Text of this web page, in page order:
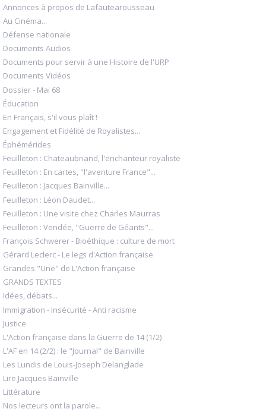
Annonces à propos de Lafautearousseau
Au Cinéma...
Défense nationale
Documents Audios
Documents pour servir à une Histoire de l'URP
Documents Vidéos
Dossier - Mai 68
Éducation
En Français, s'il vous plaît !
Engagement et Fidélité de Royalistes...
Éphémérides
Feuilleton : Chateaubriand, l'enchanteur royaliste
Feuilleton : En cartes, "l'aventure France"...
Feuilleton : Jacques Bainville...
Feuilleton : Léon Daudet...
Feuilleton : Une visite chez Charles Maurras
Feuilleton : Vendée, "Guerre de Géants"...
François Schwerer - Bioéthique : culture de mort
Gérard Leclerc - Le legs d'Action française
Grandes "Une" de L'Action française
GRANDS TEXTES
Idées, débats...
Immigration - Insécurité - Anti racisme
Justice
L'Action française dans la Guerre de 14 (1/2)
L'AF en 14 (2/2) : le "Journal" de Bainville
Les Lundis de Louis-Joseph Delanglade
Lire Jacques Bainville
Littérature
Nos lecteurs ont la parole...